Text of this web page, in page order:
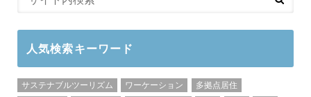
人気検索キーワード
サステナブルツーリズム ワーケーション
多拠点居住